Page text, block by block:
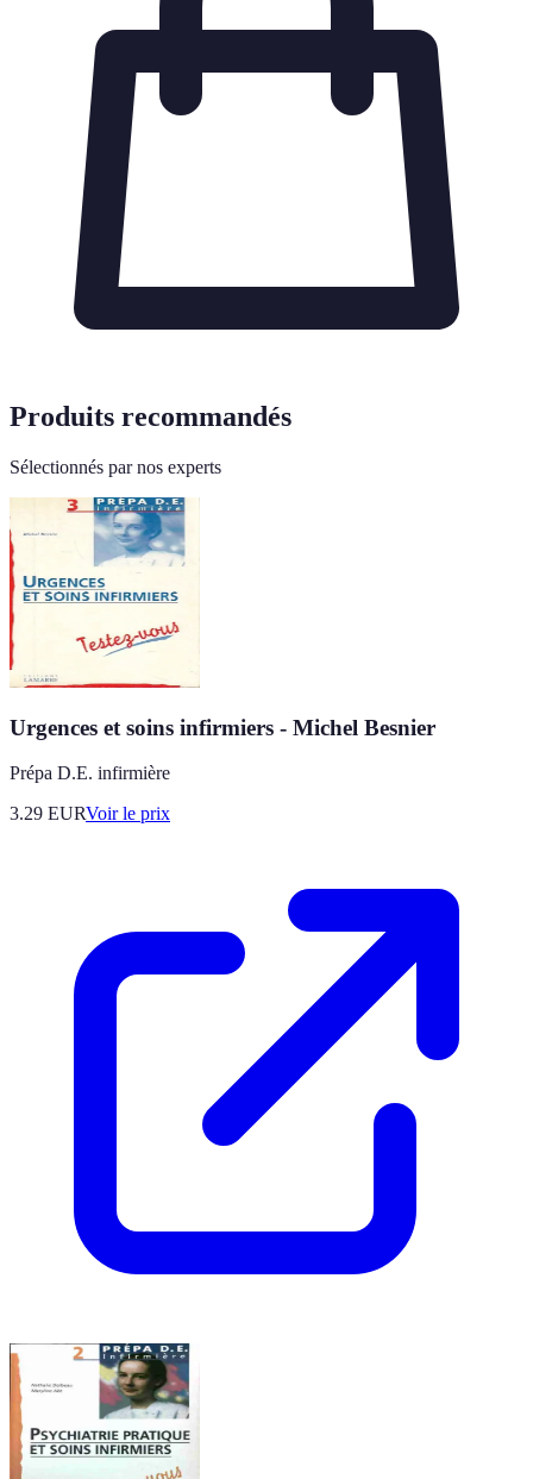
Produits recommandés
Sélectionnés par nos experts
Urgences et soins infirmiers - Michel Besnier
Prépa D.E. infirmière
3.29 EURVoir le prix